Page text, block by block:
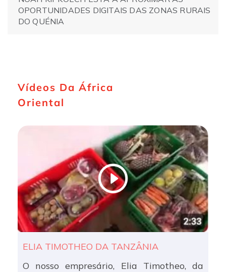
OPORTUNIDADES DIGITAIS DAS ZONAS RURAIS
DO QUÉNIA
Vídeos Da África
Oriental
ELIA TIMOTHEO DA TANZÂNIA
O nosso empresário, Elia Timotheo, da